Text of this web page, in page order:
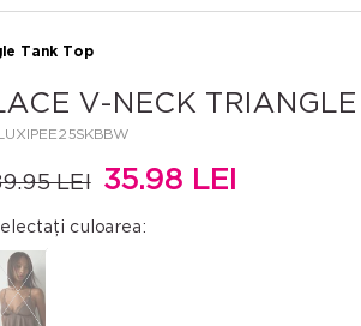
Tank Top
V-NECK
LEI 35.98 LEI
culoarea: